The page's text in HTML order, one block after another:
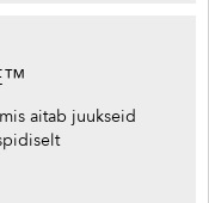
aitab juukseid